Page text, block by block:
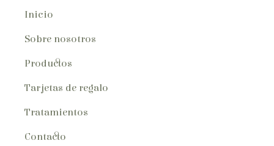
Inicio
Sobre nosotros
Productos
Tarjetas de regalo
Tratamientos
Contacto